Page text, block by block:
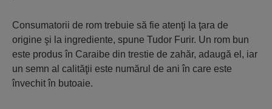
Consumatorii de rom trebuie să fie atenţi la ţara de
origine şi la ingrediente, spune Tudor Furir. Un rom bun
este produs în Caraibe din trestie de zahăr, adaugă el, iar
un semn al calităţii este numărul de ani în care este
învechit în butoaie.